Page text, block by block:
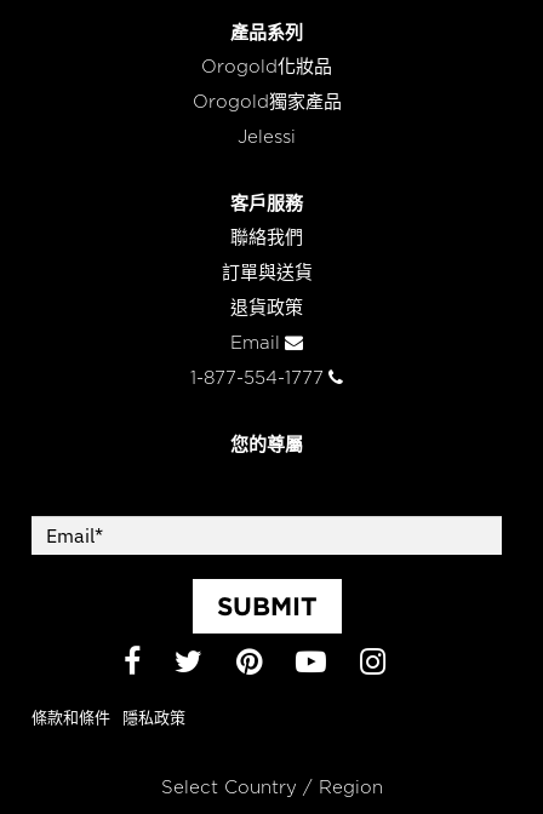
產品系列
Orogold化妝品
Orogold獨家產品
Jelessi
客戶服務
聯絡我們
訂單與送貨
退貨政策
Email
1-877-554-1777
您的尊屬
SUBMIT
Facebook
TwitterPinterest
YouTubeInstagram
條款和條件 隱私政策
Select Country / Region